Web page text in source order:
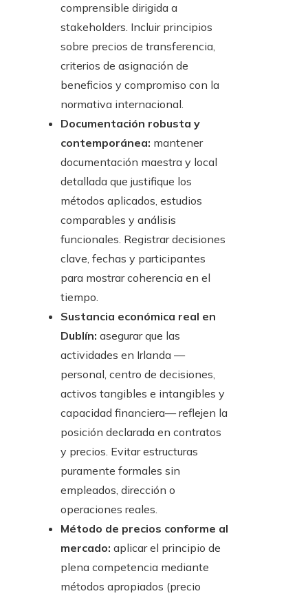
comprensible dirigida a
stakeholders. Incluir principios
sobre precios de transferencia,
criterios de asignación de
beneficios y compromiso con la
normativa internacional.
Documentación robusta y
contemporánea: mantener
documentación maestra y local
detallada que justifique los
métodos aplicados, estudios
comparables y análisis
funcionales. Registrar decisiones
clave, fechas y participantes
para mostrar coherencia en el
tiempo.
Sustancia económica real en
Dublín: asegurar que las
actividades en Irlanda —
personal, centro de decisiones,
activos tangibles e intangibles y
capacidad financiera— reflejen la
posición declarada en contratos
y precios. Evitar estructuras
puramente formales sin
empleados, dirección o
operaciones reales.
Método de precios conforme al
mercado: aplicar el principio de
plena competencia mediante
métodos apropiados (precio